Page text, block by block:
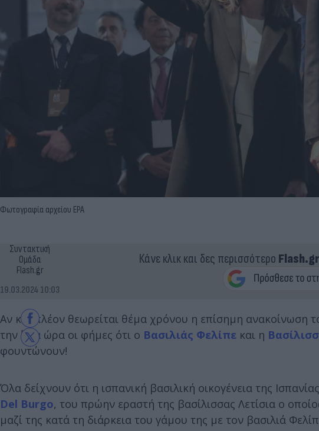
Φωτογραφία αρχείου EPA
Συντακτική
Ομάδα
Flash.gr
19.03.2024 10:03
Κάνε κλικ και δες περισσότερο Flash.gr
Αν και πλέον θεωρείται θέμα χρόνου η επίσημη ανακοίνωση
την ίδια ώρα οι φήμες ότι ο Βασιλιάς Φελίπε και η
φουντώνουν!
Όλα δείχνουν ότι η ισπανική βασιλική οικογένεια της
Del Burgo, του πρώην εραστή της βασίλισσας Λετίσια ο
μαζί της κατά τη διάρκεια του γάμου της με τον βασιλιά